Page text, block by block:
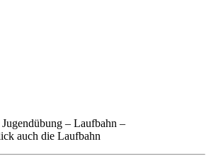
– Laufbahn –
auch die Laufbahn